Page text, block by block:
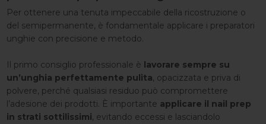
Per ottenere una tenuta impeccabile della ricostruzione o
del semipermanente, è fondamentale applicare i preparatori
unghie con precisione e metodo.
Il primo consiglio professionale è lavorare sempre su
un’unghia perfettamente pulita, opacizzata e priva di
polvere, perché qualsiasi residuo può compromettere
l’adesione dei prodotti. È importante applicare il nail prep
in strati sottilissimi, evitando eccessi e lasciandolo